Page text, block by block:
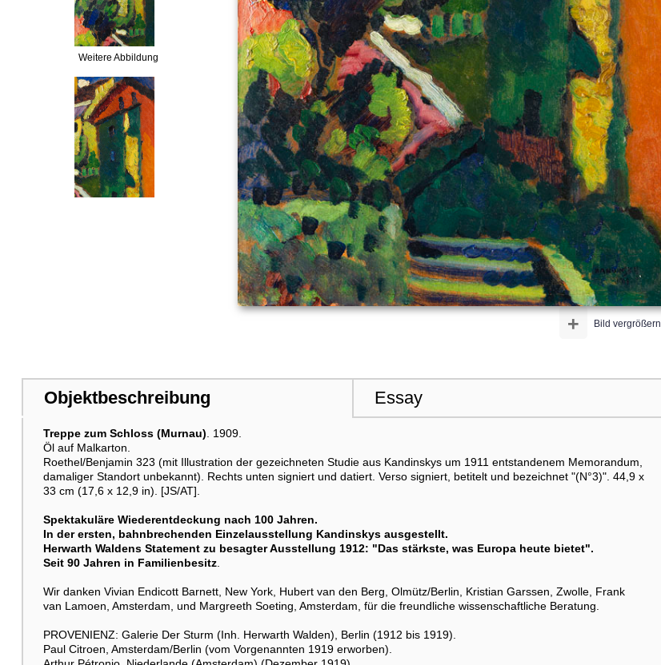
Weitere Abbildung
Weitere Abbildung
Weitere Abbildung
Bild vergrößern
+
Objektbeschreibung Essay
Treppe zum Schloss (Murnau) . 1909.
Öl auf Malkarton.
Roethel/Benjamin 323 (mit Illustration der gezeichneten Studie aus Kandinskys um 1911 entstandenem Memorandum,
damaliger Standort unbekannt). Rechts unten signiert und datiert. Verso signiert, betitelt und bezeichnet "(N°3)". 44,9 x
33 cm (17,6 x 12,9 in). [JS/AT].
Spektakuläre Wiederentdeckung nach 100 Jahren.
In der ersten, bahnbrechenden Einzelausstellung Kandinskys ausgestellt.
Herwarth Waldens Statement zu besagter Ausstellung 1912: "Das stärkste, was Europa heute bietet".
Seit 90 Jahren in Familienbesitz.
Wir danken Vivian Endicott Barnett, New York, Hubert van den Berg, Olmütz/Berlin, Kristian Garssen, Zwolle, Frank
van Lamoen, Amsterdam, und Margreeth Soeting, Amsterdam, für die freundliche wissenschaftliche Beratung.
PROVENIENZ: Galerie Der Sturm (Inh. Herwarth Walden), Berlin (1912 bis 1919).
Paul Citroen, Amsterdam/Berlin (vom Vorgenannten 1919 erworben).